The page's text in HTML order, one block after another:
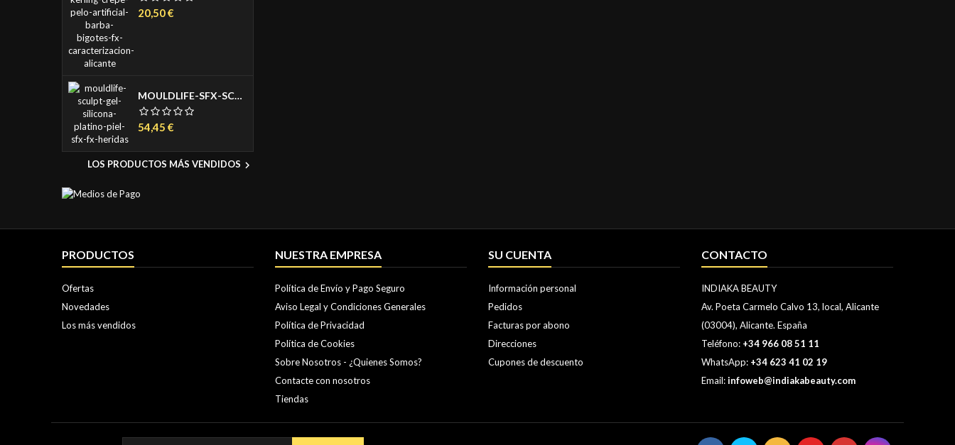
Precio
20,50 €
MOULDLIFE-SFX-SCULPT GEL-SILICONA DE PLATINO PARA APLICAR EN PIEL 3 COMPONENTES A+B+C 150ML
Precio
54,45 €
LOS PRODUCTOS MÁS VENDIDOS 
PRODUCTOS
Ofertas
Novedades
Los más vendidos
NUESTRA EMPRESA
Política de Envío y Pago Seguro
Aviso Legal y Condiciones Generales
Política de Privacidad
Política de Cookies
Sobre Nosotros - ¿Quienes Somos?
Contacte con nosotros
Tiendas
SU CUENTA
Información personal
Pedidos
Facturas por abono
Direcciones
Cupones de descuento
CONTACTO
INDIAKA BEAUTY
Av. Poeta Carmelo Calvo 13, local, Alicante
(03004), Alicante. España
Teléfono: +34 966 08 51 11
WhatsApp: +34 623 41 02 19
Email:infoweb@indiakabeauty.com